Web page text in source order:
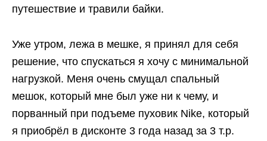
путешествие и травили байки.
Уже утром, лежа в мешке, я принял для себя
решение, что спускаться я хочу с минимальной
нагрузкой. Меня очень смущал спальный
мешок, который мне был уже ни к чему, и
порванный при подъеме пуховик Nike, который
я приобрёл в дисконте 3 года назад за 3 т.р.